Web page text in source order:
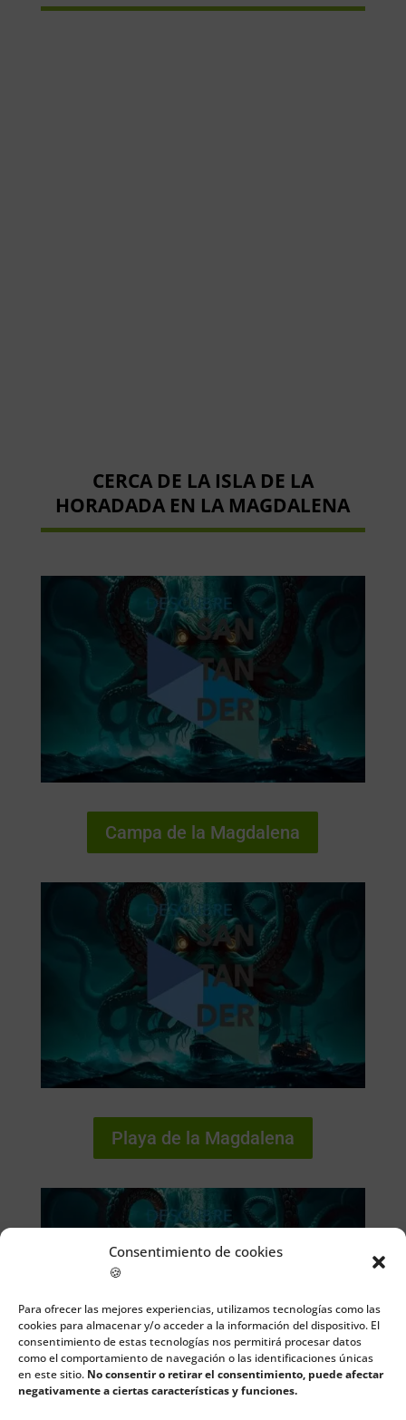
Consentimiento de cookies
🍪
Para ofrecer las mejores experiencias, utilizamos tecnologías como las
cookies para almacenar y/o acceder a la información del dispositivo. El
consentimiento de estas tecnologías nos permitirá procesar datos
como el comportamiento de navegación o las identificaciones únicas
en este sitio. No consentir o retirar el consentimiento, puede afectar
negativamente a ciertas características y funciones.
CERCA DE LA ISLA DE LA
HORADADA EN LA MAGDALENA
Campa de la Magdalena
Playa de la Magdalena